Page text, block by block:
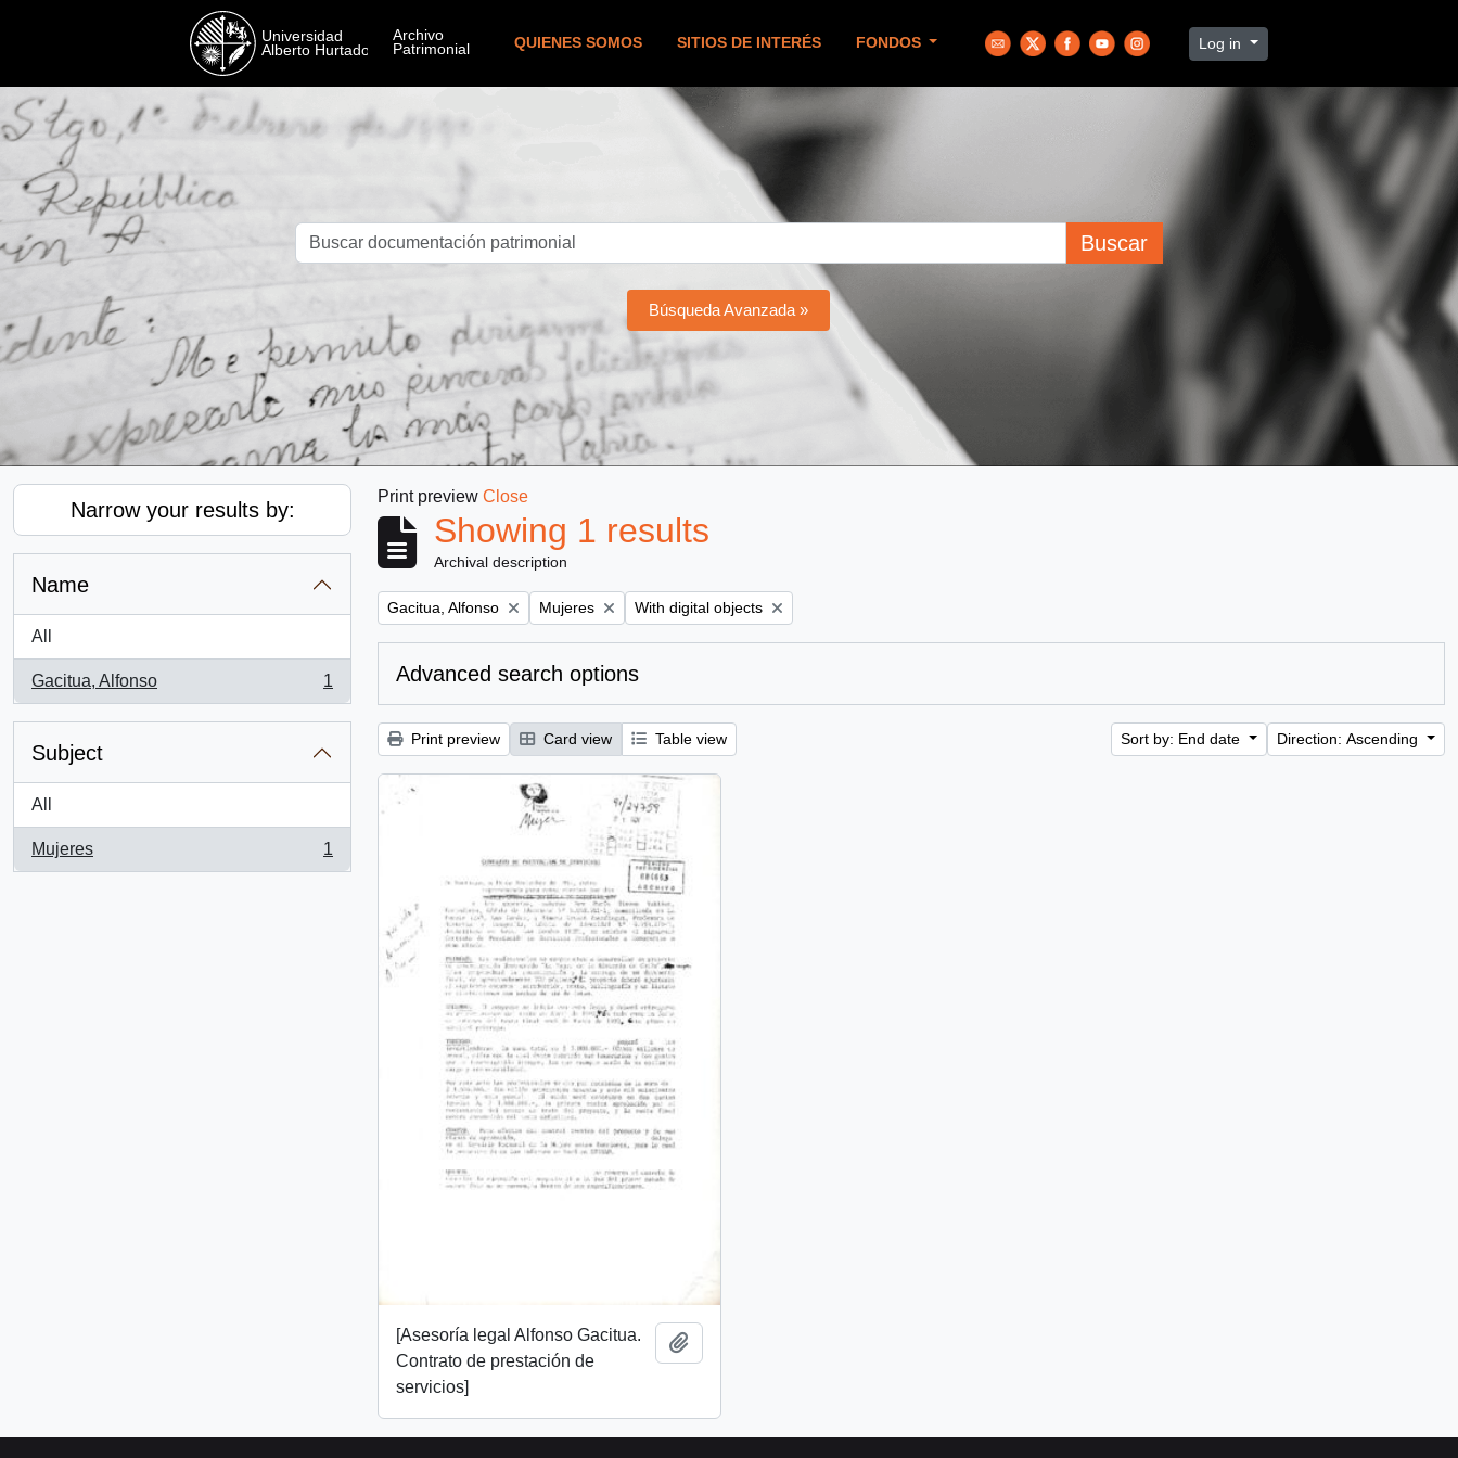
QUIENES SOMOS SITIOS DE INTERÉS FONDOS Log in
Buscar
Búsqueda Avanzada »
Narrow your results by:
Name
All
Gacitua, Alfonso
, 1 results
1
Subject
All
Mujeres
, 1 results
1
Print preview Close
Showing 1 results
Archival description
Remove filter:
Gacitua, Alfonso Remove filter:
Mujeres Remove filter:
With digital objects
Advanced search options
Print preview Card view Table view Sort by: End date Direction: Ascending
[Asesoría legal Alfonso Gacitua.
Contrato de prestación de
servicios]